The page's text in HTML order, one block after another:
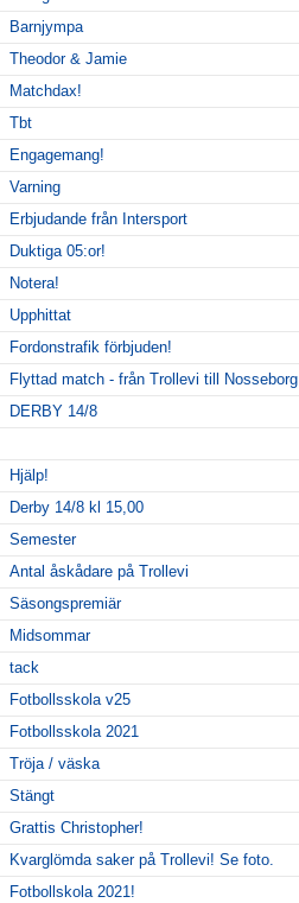
Barnjympa
Theodor & Jamie
Matchdax!
Tbt
Engagemang!
Varning
Erbjudande från Intersport
Duktiga 05:or!
Notera!
Upphittat
Fordonstrafik förbjuden!
Flyttad match - från Trollevi till Nosseborg
DERBY 14/8
Hjälp!
Derby 14/8 kl 15,00
Semester
Antal åskådare på Trollevi
Säsongspremiär
Midsommar
tack
Fotbollsskola v25
Fotbollsskola 2021
Tröja / väska
Stängt
Grattis Christopher!
Kvarglömda saker på Trollevi! Se foto.
Fotbollskola 2021!